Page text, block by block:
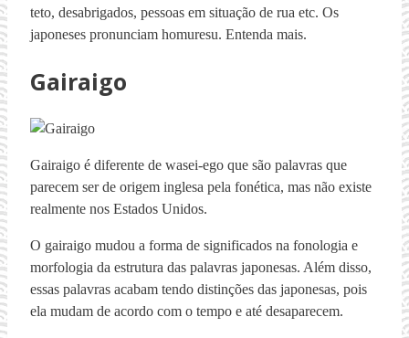
teto, desabrigados, pessoas em situação de rua etc. Os
japoneses pronunciam homuresu. Entenda mais.
Gairaigo
Gairaigo é diferente de wasei-ego que são palavras que
parecem ser de origem inglesa pela fonética, mas não existe
realmente nos Estados Unidos.
O gairaigo mudou a forma de significados na fonologia e
morfologia da estrutura das palavras japonesas. Além disso,
essas palavras acabam tendo distinções das japonesas, pois
ela mudam de acordo com o tempo e até desaparecem.